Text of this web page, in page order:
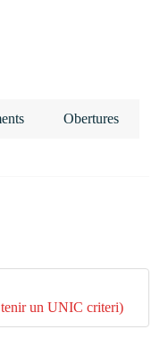
Obertures
tenir un UNIC criteri)